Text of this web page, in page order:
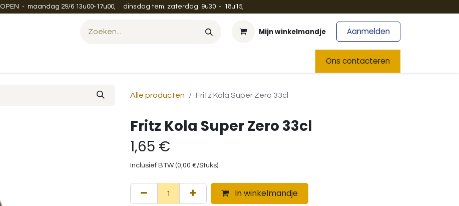
OPEN - maandag 29/6 13u00-17u00, dinsdag tem. zaterdag 9u30 - 18u15,
Mijn winkelmandje Aanmelden
Ons contacteren
Alle producten Fritz Kola Super Zero 33cl
Fritz Kola Super Zero 33cl
1,65 €
Inclusief BTW (0,00 €/Stuks)
In winkelmandje